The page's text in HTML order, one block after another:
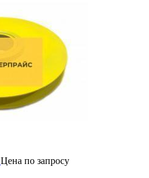
Цена по запросу